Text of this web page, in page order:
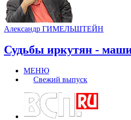
Александр ГИМЕЛЬШТЕЙН
Судьбы иркутян -
МЕНЮ
Свежий выпуск